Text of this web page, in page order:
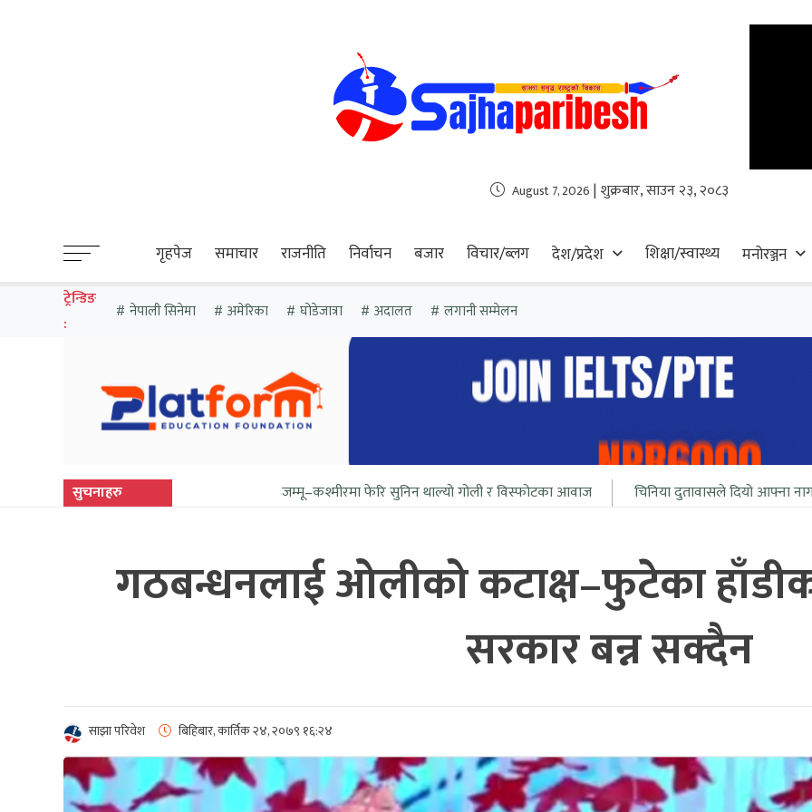
August 7, 2026 | शुक्रबार, साउन २३, २०८३
गृहपेज समाचार राजनीति निर्वाचन बजार विचार/ब्लग देश/प्रदेश शिक्षा/स्वास्थ्य मनोरञ्जन
ट्रेन्डिङ
:
नेपाली सिनेमा अमेरिका घोडेजात्रा अदालत लगानी सम्मेलन
सुचनाहरु जम्मू–कश्मीरमा फेरि सुनिन थाल्यो गोली र विस्फोटका आवाज चिनिया दुतावासले दियो आफ्ना नागरीलाई भारत सिमा
गठबन्धनलाई ओलीको कटाक्ष–फुटेका
सरकार बन्न सक्दैन
साझा परिवेश बिहिबार, कार्तिक २४, २०७९ १६:२४